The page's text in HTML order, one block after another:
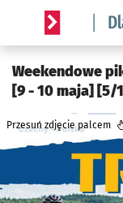
Serwis
Weekendowe
[9 - 10 maja] [5/
Przesuń zdjęcie palcem